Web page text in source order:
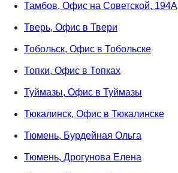
Тамбов, Офис на Советской, 194А
Тверь, Офис в Твери
Тобольск, Офис в Тобольске
Топки, Офис в Топках
Туймазы, Офис в Туймазы
Тюкалинск, Офис в Тюкалинске
Тюмень, Бурдейная Ольга
Тюмень, Дрогунова Елена